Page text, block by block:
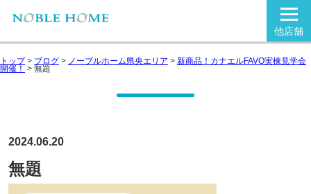
他店舗
トップ> ブログ > ノーブルホーム県央エリア > 新商品！カナエルFAVO実棟見学会
開催！ > 無題
2024.06.20
無題